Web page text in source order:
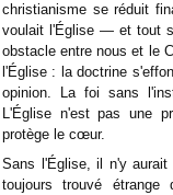
christianisme se réduit
voulait l'Église — et tout
obstacle entre nous et le
l'Église : la doctrine
opinion. La foi sans
L'Église n'est pas une
protège le cœur.
Sans l'Église, il n'y
toujours trouvé